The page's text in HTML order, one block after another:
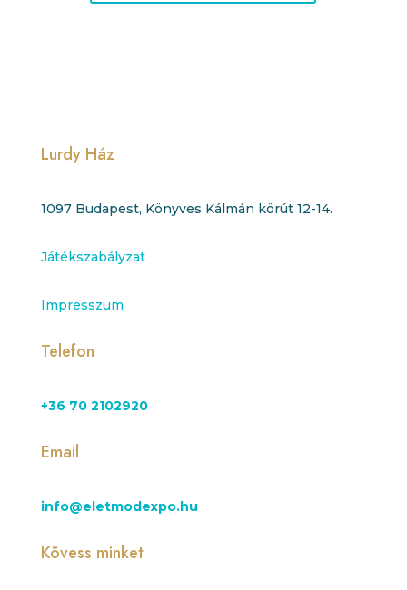
Lurdy Ház
1097 Budapest, Könyves Kálmán körút 12-14.
Játékszabályzat
Impresszum
Telefon
+36 70 2102920
Email
info@eletmodexpo.hu
Kövess minket